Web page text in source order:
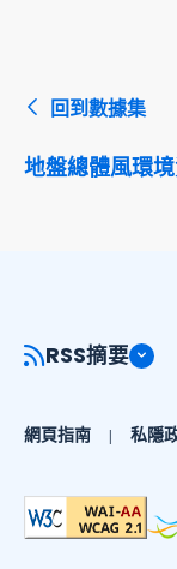
回到數據集
地盤總體風環
RSS摘要
網頁指南 私隱